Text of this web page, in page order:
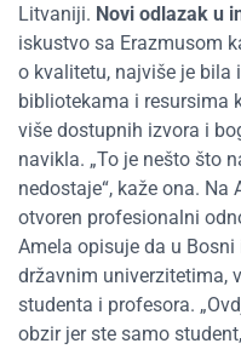
Litvaniji. Novi odlazak u
iskustvo sa Erazmusom
o kvalitetu, najviše je
bibliotekama i resursima
više dostupnih izvora i
navikla. „To je nešto što
nedostaje“, kaže ona.
otvoren profesionalni
Amela opisuje da u
državnim univerzitetima,
studenta i profesora.
obzir jer ste samo